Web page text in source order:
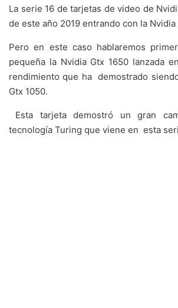
La serie 16 de tarjetas de video de
de este año 2019 entrando con la Nvidia
Pero en este caso hablaremos
pequeña la Nvidia Gtx 1650 lanzada
rendimiento que ha demostrado
Gtx 1050.
Esta tarjeta demostró un gran
tecnología Turing que viene en esta